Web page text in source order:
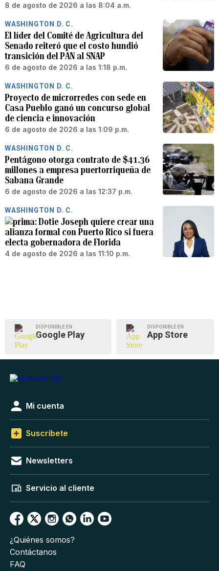
8 de agosto de 2026 a las 8:04 a.m.
WASHINGTON D. C.
El líder del Comité de Agricultura del
Senado reiteró que el costo hundió
transición del PAN al SNAP
6 de agosto de 2026 a las 1:18 p.m.
WASHINGTON D. C.
Proyecto de microrredes con sede en
Casa Pueblo ganó un concurso global
de ciencia e innovación
6 de agosto de 2026 a las 1:09 p.m.
WASHINGTON D. C.
Pentágono otorga contrato de $41.36
millones a empresa puertorriqueña de
Sabana Grande
6 de agosto de 2026 a las 12:37 p.m.
WASHINGTON D. C.
Dotie Joseph quiere crear una
alianza formal con Puerto Rico si fuera
electa gobernadora de Florida
4 de agosto de 2026 a las 11:10 p.m.
DISPONIBLE EN
Google Play
DISPONIBLE EN
App Store
Mi cuenta
Suscríbete
Newsletters
Servicio al cliente
¿Quiénes somos?
Contáctanos
FAQ